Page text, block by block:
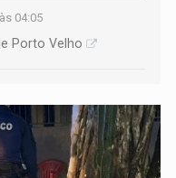
04:05
Porto Velho